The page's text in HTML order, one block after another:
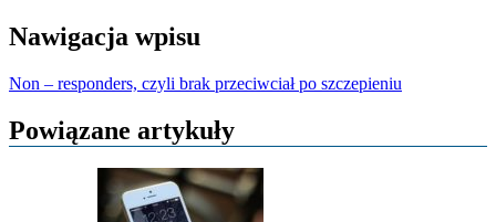
Nawigacja wpisu
Non – responders, czyli brak przeciwciał po szczepieniu
Powiązane artykuły